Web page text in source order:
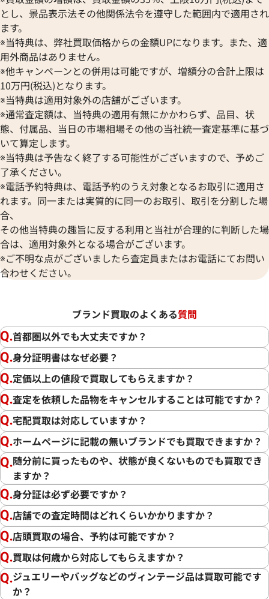
とし、景品表示法その他関係法令を遵守した範囲内で適用され
ます。
※当特典は、弊社買取価格からの金額UPになります。また、適
用外商品はありません。
※他キャンペーンとの併用は可能ですが、増額分の合計上限は
10万円(税込)となります。
※当特典は適用対象外の店舗がございます。
※通常査定額は、当特典の適用有無にかかわらず、品目、状
態、付属品、当日の市場相場その他の当社統一査定基準に基づ
いて算定します。
※当特典は予告なく終了する可能性がございますので、予めご
了承ください。
※電話予約特典は、電話予約のうえ対象となるお取引に適用さ
れます。同一または実質的に同一のお取引、取引を分割した場
合、
その他当特典の趣旨に反する利用と当社が合理的に判断した場
合は、適用対象外となる場合がございます。
※ご不明な点がございましたら査定員またはお電話にてお問い
合わせください。
ブランド買取のよくある質問
首都圏以外でも大丈夫ですか？
身分証明書はなぜ必要？
定価以上の値段で買取してもらえますか？
査定を依頼した品物をキャンセルすることは可能ですか？
宅配買取は対応していますか？
ホームページに記載の無いブランドでも買取できますか？
随分前に買ったものや、状態が良くないものでも買取でき
ますか？
身分証は必ず必要ですか？
店舗での査定時間はどれくらいかかりますか？
店頭買取の場合、予約は可能ですか？
買取は何歳から対応してもらえますか？
ジュエリーやバッグなどのヴィンテージ品は買取可能です
か？